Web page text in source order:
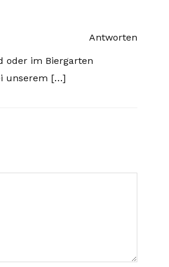
Antworten
oder im Biergarten
unserem […]